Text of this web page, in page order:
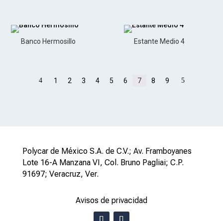
Banco Hermosillo Estante Medio 4
4 1 2 3 4 5 6 7 8 9 5
Polycar de México S.A. de C.V.; Av. Framboyanes
Lote 16-A Manzana VI, Col. Bruno Pagliai; C.P.
91697; Veracruz, Ver.
Avisos de privacidad